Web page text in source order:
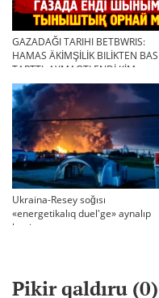
GAZADAĞI TARIHI BETBWRIS:
HAMAS ÄKİMŞİLİK BILİKTEN BAS
TARTTI. AYMAQTI ENDİ KİM
BASQARADI?
Ukraina-Resey soğısı
«energetikalıq duel'ge» aynalıp
ketti
Pikir qaldıru (0)